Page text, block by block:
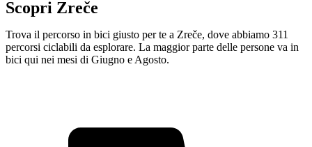
Scopri Zreče
Trova il percorso in bici giusto per te a Zreče, dove abbiamo 311
percorsi ciclabili da esplorare. La maggior parte delle persone va in
bici qui nei mesi di Giugno e Agosto.